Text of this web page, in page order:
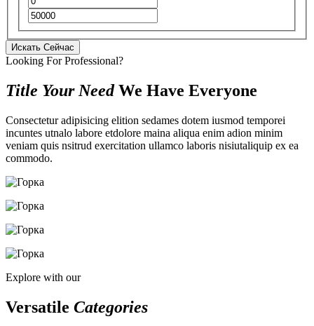
Искать Сейчас
Looking For Professional?
Title Your NeedWe Have Everyone
Consectetur adipisicing elition sedames dotem iusmod temporei
incuntes utnalo labore etdolore maina aliqua enim adion minim
veniam quis nsitrud exercitation ullamco laboris nisiutaliquip ex ea
commodo.
Explore with our
Versatile Categories